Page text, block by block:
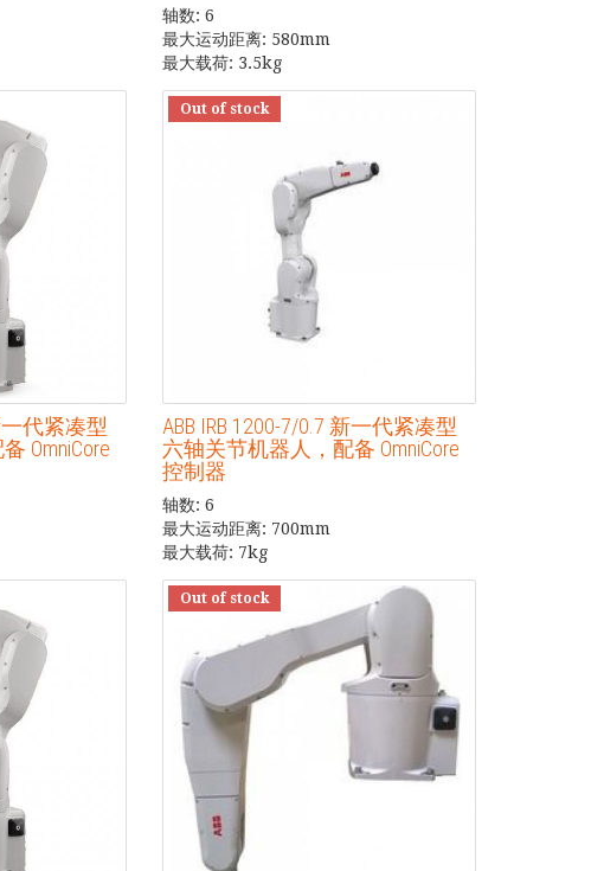
轴数: 6
最大运动距离: 580mm
最大载荷: 3.5kg
一代紧凑型
OmniCore
Out of stock
ABB IRB 1200-7/0.7 新一代紧凑型
六轴关节机器人，配备 OmniCore
控制器
轴数: 6
最大运动距离: 700mm
最大载荷: 7kg
Out of stock